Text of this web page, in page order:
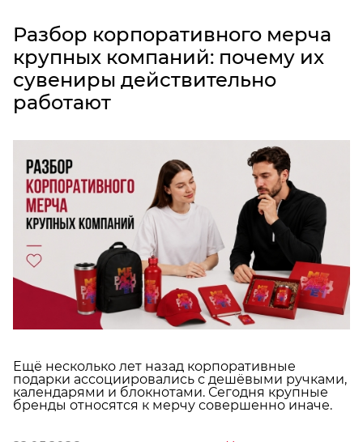
Разбор корпоративного мерча
крупных компаний: почему их
сувениры действительно
работают
Ещё несколько лет назад корпоративные
подарки ассоциировались с дешёвыми ручками,
календарями и блокнотами. Сегодня крупные
бренды относятся к мерчу совершенно иначе.